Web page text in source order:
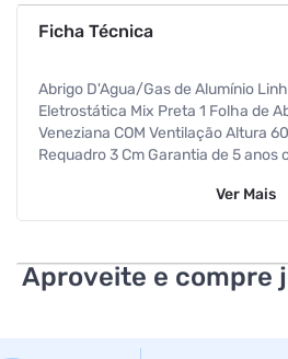
Ficha Técnica
Abrigo D'Agua/Gas de Alumínio
Eletrostática Mix Preta 1 Folha de
Veneziana COM Ventilação Altura
Requadro 3 Cm Garantia de 5 anos
Ver Mais
Aproveite e compre